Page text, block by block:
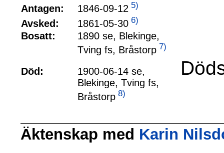
Antagen: 1846-09-12 5)
Avsked: 1861-05-30 6)
Bosatt:
1890 se, Blekinge,
Tving fs, Bråstorp 7)
Död:
1900-06-14 se,
Blekinge, Tving fs,
Bråstorp 8)
Äktenskap med Karin